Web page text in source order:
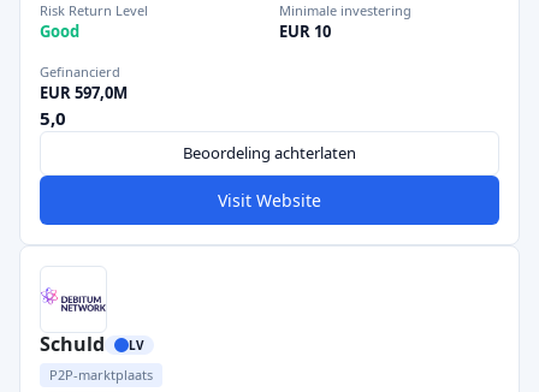
Risk Return Level
Good
Minimale investering
EUR 10
Gefinancierd
EUR 597,0M
5,0
Beoordeling achterlaten
Visit Website
Schuld LV
P2P-marktplaats